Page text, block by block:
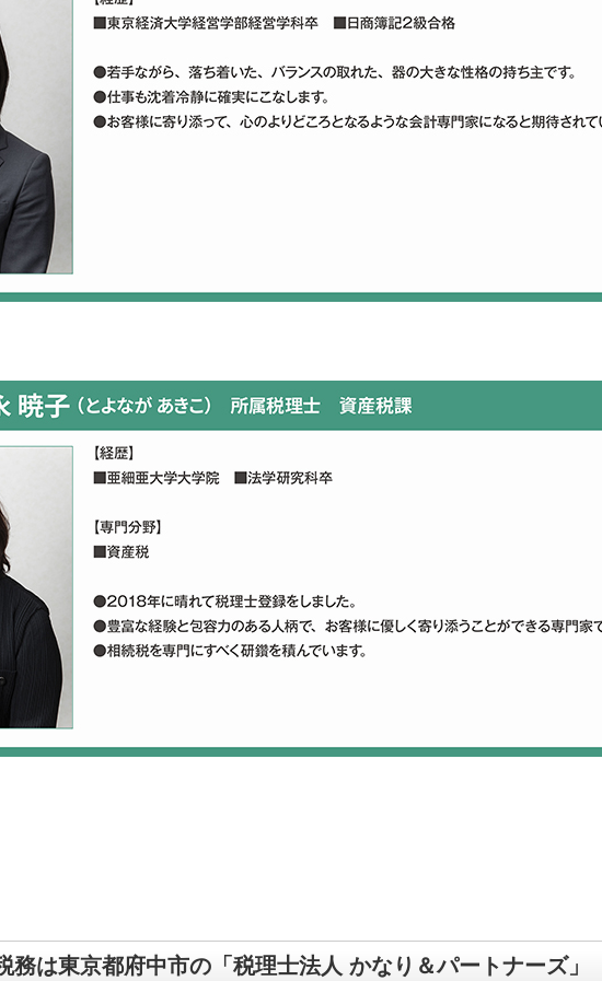
務は東京都府中市の「税理士法人 かなり＆パートナーズ」